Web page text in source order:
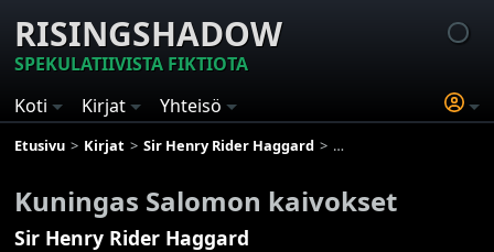
RISINGSHADOW
SPEKULATIIVISTA FIKTIOTA
Koti
Kirjat Yhteisö
Etusivu Kirjat Sir Henry Rider Haggard Kuningas Salomon
Kuningas Salomon kaivokset
Sir Henry Rider Haggard